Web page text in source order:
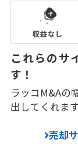
これらのサ
す！
ラッコM&Aの
出してくれます
売却